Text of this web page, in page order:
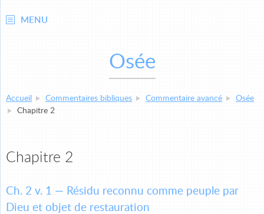
MENU
Osée
Accueil Commentaires bibliques Commentaire avancé
Osée
Chapitre 2
Chapitre 2
Ch. 2 v. 1 — Résidu reconnu comme peuple par
Dieu et objet de restauration